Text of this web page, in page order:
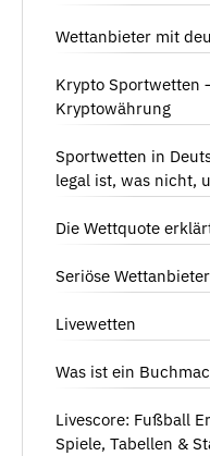
Wettanbieter mit
Krypto Sportwetten
Kryptowährung
Sportwetten in
legal ist, was nicht,
Die Wettquote
Seriöse
Livewetten
Was ist ein
Livescore: Fußball
Spiele, Tabellen &